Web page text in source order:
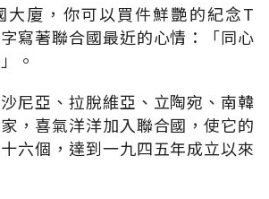
大廈，你可以買件鮮艷的紀念T
寫著聯合國最近的心情：「同心
。
尼亞、拉脫維亞、立陶宛、南韓
，喜氣洋洋加入聯合國，使它的
六個，達到一九四五年成立以來